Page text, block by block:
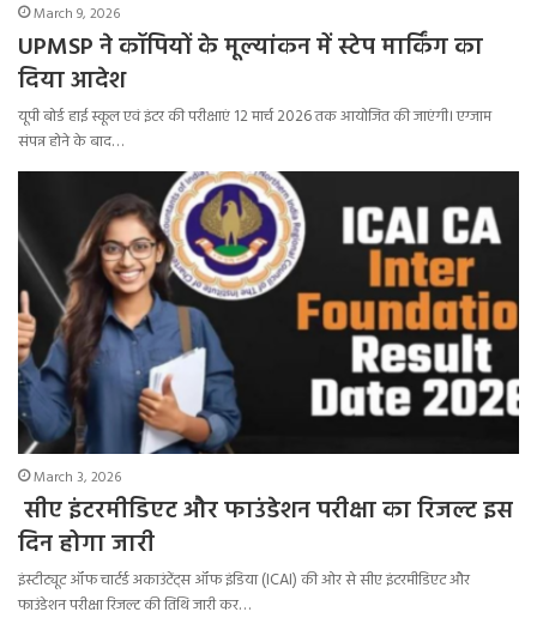
March 9, 2026
UPMSP ने कॉपियों के मूल्यांकन में स्टेप मार्किंग का
दिया आदेश
यूपी बोर्ड हाई स्कूल एवं इंटर की परीक्षाएं 12 मार्च 2026 तक आयोजित की जाएंगी। एग्जाम
संपन्न होने के बाद…
March 3, 2026
सीए इंटरमीडिएट और फाउंडेशन परीक्षा का रिजल्ट इस
दिन होगा जारी
इंस्टीट्यूट ऑफ चार्टर्ड अकाउंटेंट्स ऑफ इंडिया (ICAI) की ओर से सीए इंटरमीडिएट और
फाउंडेशन परीक्षा रिजल्ट की तिथि जारी कर…